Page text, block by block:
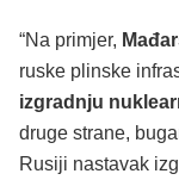
“Na primjer,
ruske plinske
izgradnju
druge strane,
Rusiji nastavak